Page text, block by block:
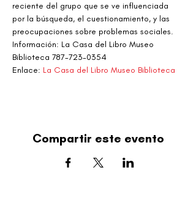
reciente del grupo que se ve influenciada
por la búsqueda, el cuestionamiento, y las
preocupaciones sobre problemas sociales.
Información: La Casa del Libro Museo
Biblioteca 787-723-0354
Enlace: La Casa del Libro Museo Biblioteca
Compartir este evento